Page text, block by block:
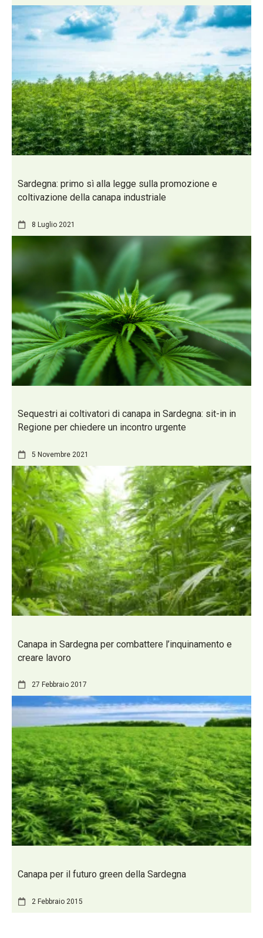
Sardegna: primo sì alla legge sulla promozione e
coltivazione della canapa industriale
8 Luglio 2021
Sequestri ai coltivatori di canapa in Sardegna: sit-in in
Regione per chiedere un incontro urgente
5 Novembre 2021
Canapa in Sardegna per combattere l’inquinamento e
creare lavoro
27 Febbraio 2017
Canapa per il futuro green della Sardegna
2 Febbraio 2015